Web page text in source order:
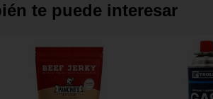
te puede interesar